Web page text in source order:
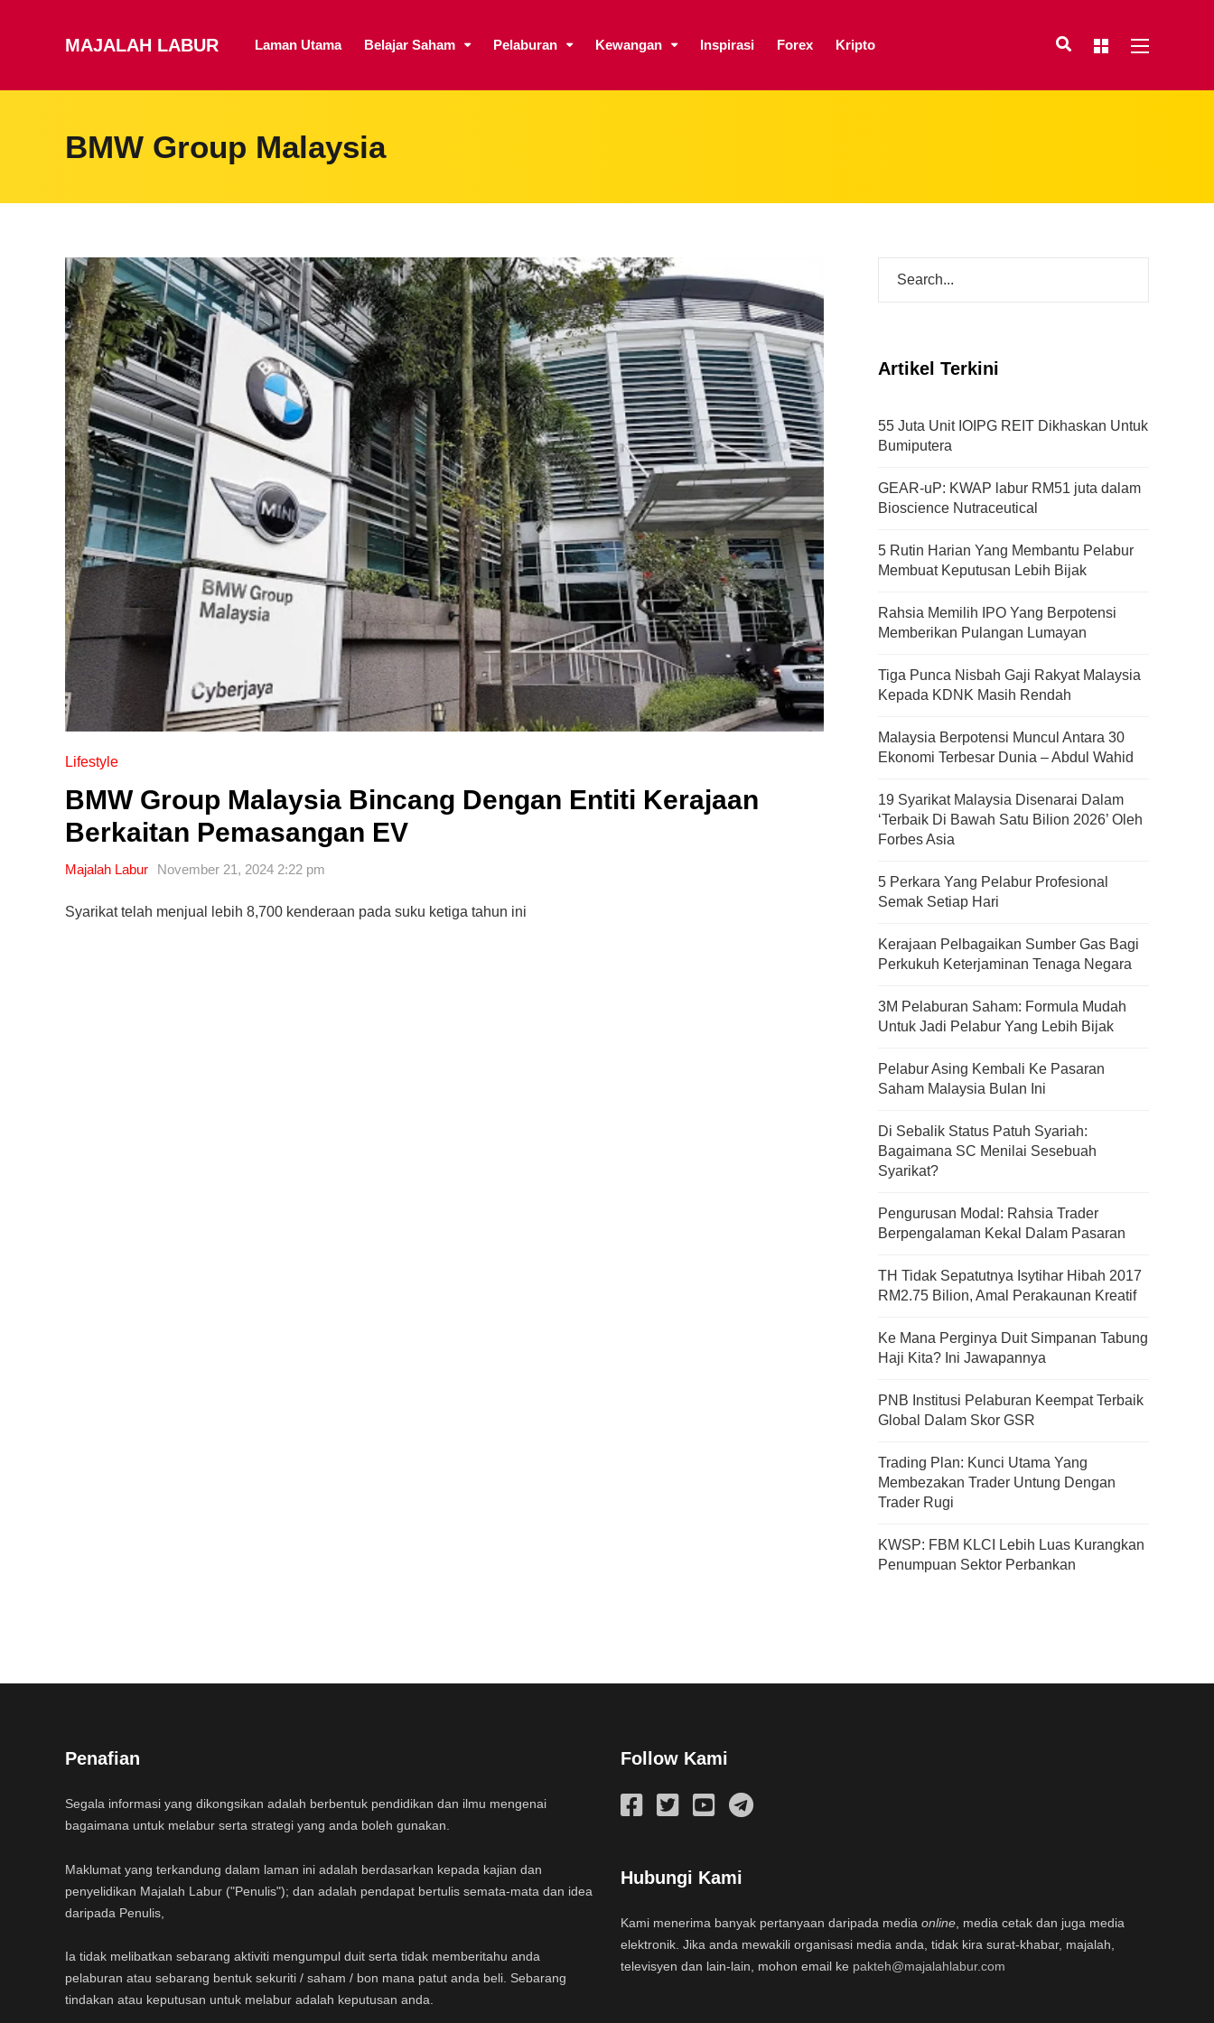
MAJALAH LABUR Laman Utama Belajar Saham Pelaburan Kewangan Inspirasi Forex Kripto
BMW Group Malaysia
Lifestyle
BMW Group Malaysia Bincang Dengan Entiti Kerajaan
Berkaitan Pemasangan EV
Majalah Labur November 21, 2024 2:22 pm
Syarikat telah menjual lebih 8,700 kenderaan pada suku ketiga tahun ini
Artikel Terkini
55 Juta Unit IOIPG REIT Dikhaskan Untuk
Bumiputera
GEAR-uP: KWAP labur RM51 juta dalam
Bioscience Nutraceutical
5 Rutin Harian Yang Membantu Pelabur
Membuat Keputusan Lebih Bijak
Rahsia Memilih IPO Yang Berpotensi
Memberikan Pulangan Lumayan
Tiga Punca Nisbah Gaji Rakyat Malaysia
Kepada KDNK Masih Rendah
Malaysia Berpotensi Muncul Antara 30
Ekonomi Terbesar Dunia – Abdul Wahid
19 Syarikat Malaysia Disenarai Dalam
‘Terbaik Di Bawah Satu Bilion 2026’ Oleh
Forbes Asia
5 Perkara Yang Pelabur Profesional
Semak Setiap Hari
Kerajaan Pelbagaikan Sumber Gas Bagi
Perkukuh Keterjaminan Tenaga Negara
3M Pelaburan Saham: Formula Mudah
Untuk Jadi Pelabur Yang Lebih Bijak
Pelabur Asing Kembali Ke Pasaran
Saham Malaysia Bulan Ini
Di Sebalik Status Patuh Syariah:
Bagaimana SC Menilai Sesebuah
Syarikat?
Pengurusan Modal: Rahsia Trader
Berpengalaman Kekal Dalam Pasaran
TH Tidak Sepatutnya Isytihar Hibah 2017
RM2.75 Bilion, Amal Perakaunan Kreatif
Ke Mana Perginya Duit Simpanan Tabung
Haji Kita? Ini Jawapannya
PNB Institusi Pelaburan Keempat Terbaik
Global Dalam Skor GSR
Trading Plan: Kunci Utama Yang
Membezakan Trader Untung Dengan
Trader Rugi
KWSP: FBM KLCI Lebih Luas Kurangkan
Penumpuan Sektor Perbankan
Penafian
Segala informasi yang dikongsikan adalah berbentuk pendidikan dan ilmu mengenai
bagaimana untuk melabur serta strategi yang anda boleh gunakan.
Maklumat yang terkandung dalam laman ini adalah berdasarkan kepada kajian dan
penyelidikan Majalah Labur ("Penulis"); dan adalah pendapat bertulis semata-mata dan idea
daripada Penulis,
Ia tidak melibatkan sebarang aktiviti mengumpul duit serta tidak memberitahu anda
pelaburan atau sebarang bentuk sekuriti / saham / bon mana patut anda beli. Sebarang
tindakan atau keputusan untuk melabur adalah keputusan anda.
Follow Kami
Hubungi Kami
Kami menerima banyak pertanyaan daripada media online , media cetak dan juga media
elektronik. Jika anda mewakili organisasi media anda, tidak kira surat-khabar, majalah,
televisyen dan lain-lain, mohon email ke pakteh@majalahlabur.com
Kenali Franchisee Disebalik
Family Mart
Apa Itu Fundamental Analysis
Yang Selalu Sifu Saham Sebut